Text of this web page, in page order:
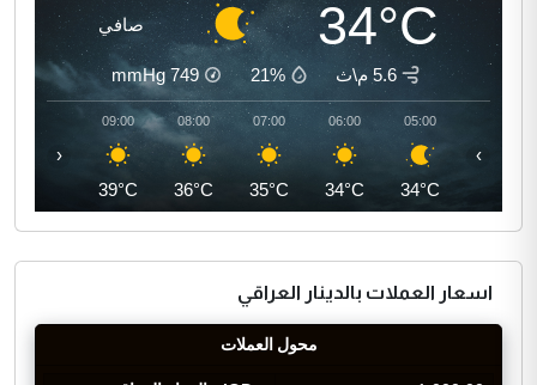
34°C صافي
5.6 م\ث 21%
749
mmHg
05:00
34°C
06:00
34°C
07:00
35°C
08:00
36°C
09:00
39°C
‹ ›
اسعار العملات بالدينار العراقي